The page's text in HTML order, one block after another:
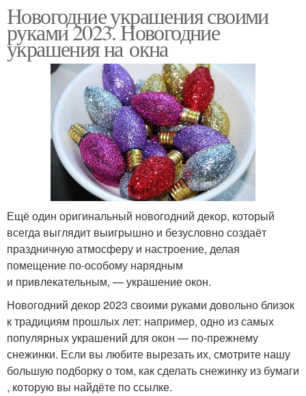
Новогодние украшения своими
руками 2023. Новогодние
украшения на окна
Ещё один оригинальный новогодний декор, который
всегда выглядит выигрышно и безусловно создаёт
праздничную атмосферу и настроение, делая
помещение по‑особому нарядным
и привлекательным, — украшение окон.
Новогодний декор 2023 своими руками довольно близок
к традициям прошлых лет: например, одно из самых
популярных украшений для окон — по‑прежнему
снежинки. Если вы любите вырезать их, смотрите нашу
большую подборку о том, как сделать снежинку из бумаги
, которую вы найдёте по ссылке.